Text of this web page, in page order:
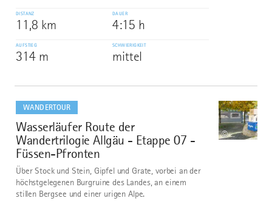
DISTANZ
11,8 km
DAUER
4:15 h
AUFSTIEG
314 m
SCHWIERIGKEIT
mittel
WANDERTOUR
7
Wasserläufer Route der
Wandertrilogie Allgäu - Etappe 07 -
Füssen-Pfronten
©
Über Stock und Stein, Gipfel und Grate, vorbei an der
höchstgelegenen Burgruine des Landes, an einem
stillen Bergsee und einer urigen Alpe.
dazu